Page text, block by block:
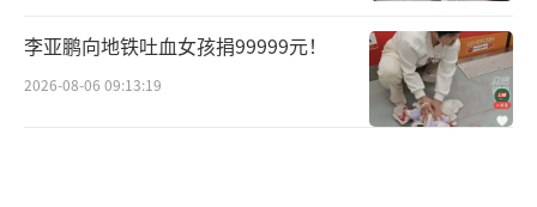
李亚鹏向地铁吐血女孩捐99999元！
2026-08-06 09:13:19